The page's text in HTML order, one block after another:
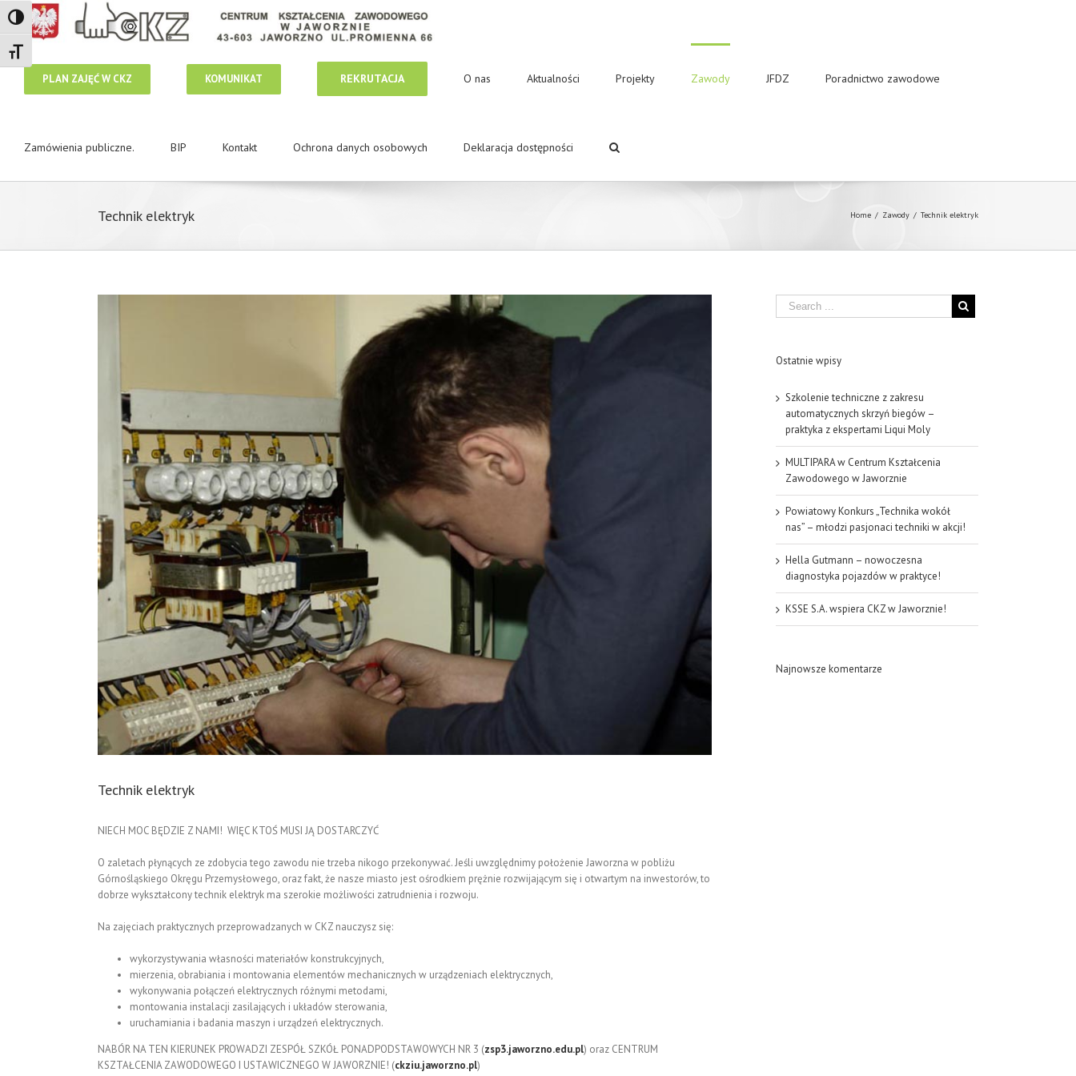
Toggle High Contrast
Toggle Font size
PLAN ZAJĘĆ W CKZ KOMUNIKAT REKRUTACJA O nas Aktualności Projekty Zawody JFDZ Poradnictwo zawodowe
Zamówienia publiczne. BIP Kontakt Ochrona danych osobowych Deklaracja dostępności
Technik elektryk Home / Zawody / Technik elektryk
Technik elektryk
NIECH MOC BĘDZIE Z NAMI! WIĘC KTOŚ MUSI JĄ DOSTARCZYĆ
O zaletach płynących ze zdobycia tego zawodu nie trzeba nikogo przekonywać. Jeśli uwzględnimy położenie Jaworzna w pobliżu
Górnośląskiego Okręgu Przemysłowego, oraz fakt, że nasze miasto jest ośrodkiem prężnie rozwijającym się i otwartym na inwestorów, to
dobrze wykształcony technik elektryk ma szerokie możliwości zatrudnienia i rozwoju.
Na zajęciach praktycznych przeprowadzanych w CKZ nauczysz się:
wykorzystywania własności materiałów konstrukcyjnych,
mierzenia, obrabiania i montowania elementów mechanicznych w urządzeniach elektrycznych,
wykonywania połączeń elektrycznych różnymi metodami,
montowania instalacji zasilających i układów sterowania,
uruchamiania i badania maszyn i urządzeń elektrycznych.
NABÓR NA TEN KIERUNEK PROWADZI ZESPÓŁ SZKÓŁ PONADPODSTAWOWYCH NR 3 (zsp3.jaworzno.edu.pl) oraz CENTRUM
KSZTAŁCENIA ZAWODOWEGO I USTAWICZNEGO W JAWORZNIE! (ckziu.jaworzno.pl)
Search
Ostatnie wpisy
Szkolenie techniczne z zakresu
automatycznych skrzyń biegów –
praktyka z ekspertami Liqui Moly
MULTIPARA w Centrum Kształcenia
Zawodowego w Jaworznie
Powiatowy Konkurs „Technika wokół
nas” – młodzi pasjonaci techniki w akcji!
Hella Gutmann – nowoczesna
diagnostyka pojazdów w praktyce!
KSSE S.A. wspiera CKZ w Jaworznie!
Najnowsze komentarze